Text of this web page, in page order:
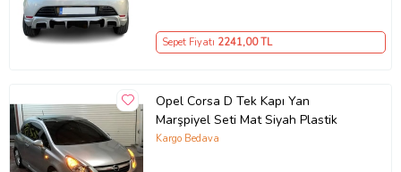
Sepet Fiyatı 2241,00 TL
Opel Corsa D Tek Kapı Yan
Marşpiyel Seti Mat Siyah Plastik
Kargo Bedava